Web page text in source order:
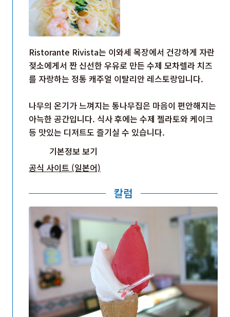
Ristorante Rivista는 이와세 목장에서 건강하게 자란
젖소에게서 짠 신선한 우유로 만든 수제 모차렐라 치즈
를 자랑하는 정통 캐주얼 이탈리안 레스토랑입니다.
나무의 온기가 느껴지는 통나무집은 마음이 편안해지는
아늑한 공간입니다. 식사 후에는 수제 젤라토와 케이크
등 맛있는 디저트도 즐기실 수 있습니다.
기본정보 보기
공식 사이트 (일본어)
칼럼